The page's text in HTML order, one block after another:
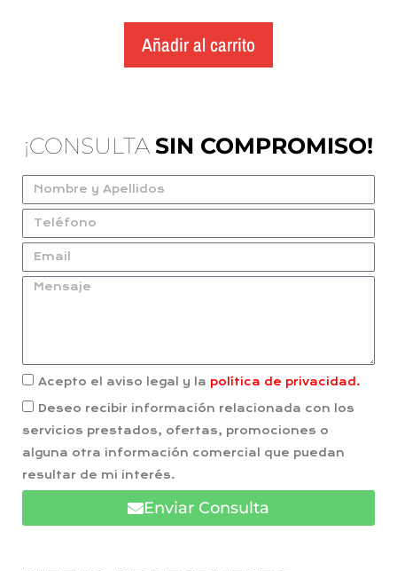
Añadir al carrito
¡CONSULTA SIN COMPROMISO!
Acepto el aviso legal y la política de privacidad.
Deseo recibir información relacionada con los
servicios prestados, ofertas, promociones o
alguna otra información comercial que puedan
resultar de mi interés.
Enviar Consulta